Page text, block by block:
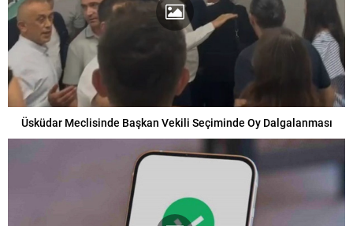
Üsküdar Meclisinde Başkan Vekili Seçiminde Oy Dalgalanması